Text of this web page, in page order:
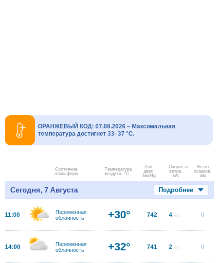
ОРАНЖЕВЫЙ КОД: 07.08.2026 – Максимальная
температура достигнет 33–37 °C.
Состояние
атмосферы
Температура
воздуха, °C
Атм.
давл.
мм/Hg
Скорость
ветра.
м/с
Всего
осадков,
мм
Сегодня, 7 Августа Подробнее
11:00
Переменная
облачность
+30° 742 4 м/с 0
14:00
Переменная
облачность
+32° 741 2 м/с 0